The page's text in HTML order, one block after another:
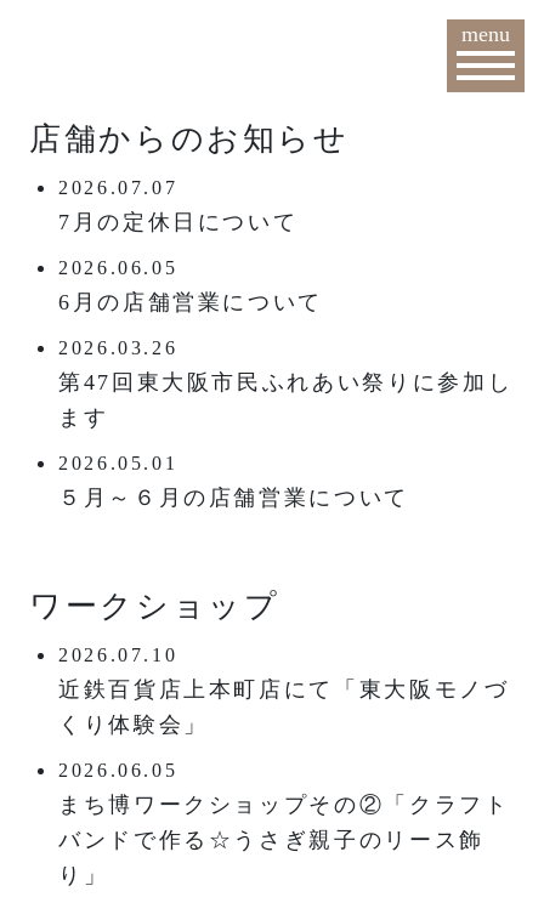
menu
店舗からのお知らせ
2026.07.07
7月の定休日について
2026.06.05
6月の店舗営業について
2026.03.26
第47回東大阪市民ふれあい祭りに参加し
ます
2026.05.01
５月～６月の店舗営業について
ワークショップ
2026.07.10
近鉄百貨店上本町店にて「東大阪モノづ
くり体験会」
2026.06.05
まち博ワークショップその②「クラフト
バンドで作る☆うさぎ親子のリース飾
り」